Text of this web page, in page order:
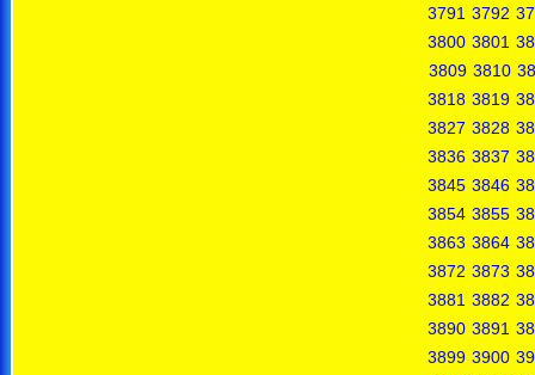
3791 3792
3800 3801
3809 3810
3818 3819
3827 3828
3836 3837
3845 3846
3854 3855
3863 3864
3872 3873
3881 3882
3890 3891
3899 3900